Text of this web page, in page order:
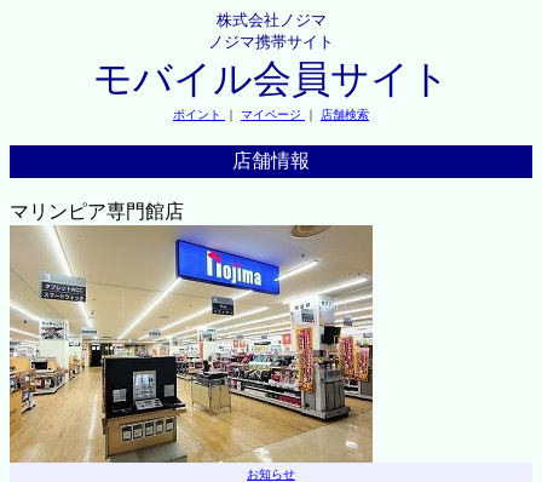
株式会社ノジマ
ノジマ携帯サイト
モバイル会員サイト
ポイント ｜ マイページ ｜ 店舗検索
店舗情報
マリンピア専門館店
お知らせ